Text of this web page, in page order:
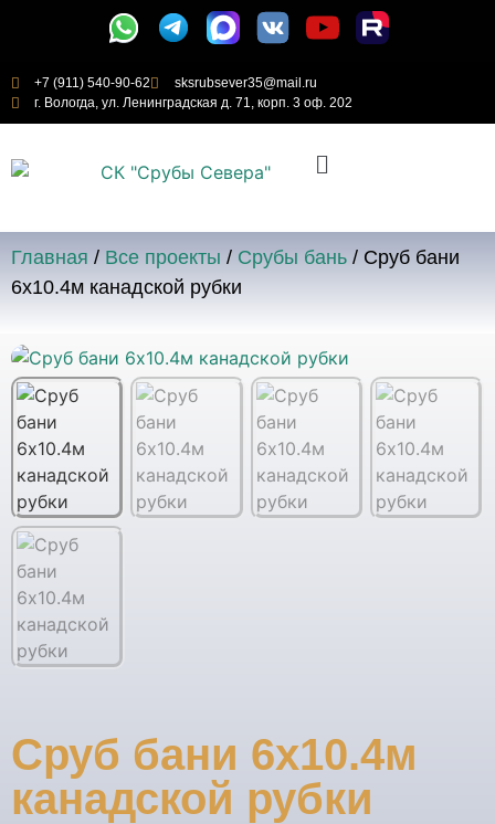
+7 (911) 540-90-62
sksrubsever35@mail.ru
г. Вологда, ул. Ленинградская д. 71, корп. 3 оф. 202
Главная / Все проекты / Срубы бань / Сруб бани
6х10.4м канадской рубки
Сруб бани 6х10.4м
канадской рубки